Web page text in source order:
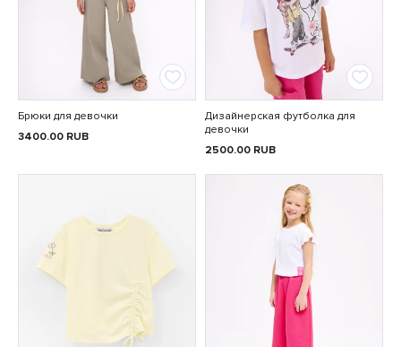
Брюки для девочки
3400.00 RUB
Дизайнерская футболка для
девочки
2500.00 RUB